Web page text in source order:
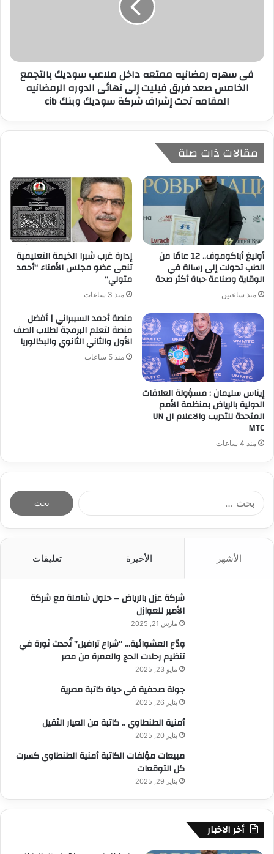
فى سهره رمضانيه ممتعه داخل ملاعب سوديك بالتجمع
الخامس صعد فريق فيليت إلى نهائى الدوره الرمضانيه
المقامه تحت إشراف شركة سوديك وبنك cib
مقالات ذات صلة
أوليغ أباكوموف.. 12 عامًا من
الطب تحولت إلى رسالة في
الوقاية وصناعة حياة أكثر صحة
منذ ساعتين
إدارة غرب شبرا الخيمة التعليمية
تنعى عضو مجلس الأمناء “أحمد
متولي”
منذ 3 ساعات
إيناس سليمان : مسؤولة العلاقات
الدولية بالرياض بمنظمة الأمم
المتحدة للتدريب والاعلام ال UN
MTC
منذ 4 ساعات
منصة أحمد السيبراني | أفضل
منصة لتعلم البرمجة لطلاب الصف
الأول والثاني الثانوي والبكالوريا
منذ 5 ساعات
الأشهر الأخيرة تعليقات
شركة عزل بالرياض – حلول شاملة مع شركة
الأمير للعوازل
مارس 21, 2025
ودّع العشوائية… “شراع ترافيل” تُحدث ثورة في
تنظيم رحلات الحج والعمرة من مصر
مايو 23, 2025
جولة صحفية في حياة كاتبة مصرية
يناير 26, 2025
أمنية الطنطاوي .. كاتبة من العيار الثقيل
يناير 20, 2025
مبيعات مؤلفات الكاتبة أمنية الطنطاوي كسرت
كل التوقعات
يناير 29, 2025
أخر الاخبار